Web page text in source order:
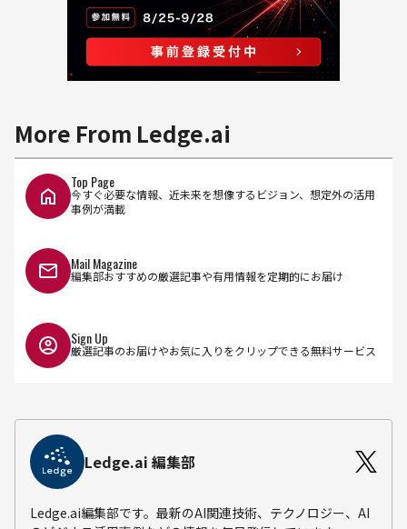
More From Ledge.ai
Top Page
今すぐ必要な情報、近未来を想像するビジョン、想定外の活用
事例が満載
Mail Magazine
編集部おすすめの厳選記事や有用情報を定期的にお届け
Sign Up
厳選記事のお届けやお気に入りをクリップできる無料サービス
Ledge.ai 編集部
Ledge.ai編集部です。最新のAI関連技術、テクノロジー、AI